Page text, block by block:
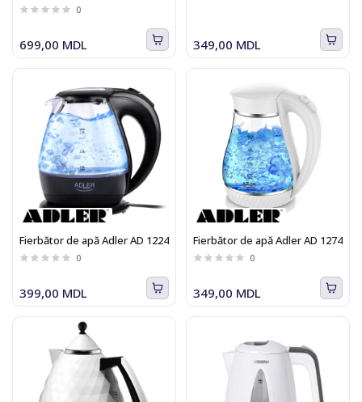
0
699,00 MDL 349,00 MDL
Fierbător de apă Adler AD 1224
0
399,00 MDL
Fierbător de apă Adler AD 1274
0
349,00 MDL